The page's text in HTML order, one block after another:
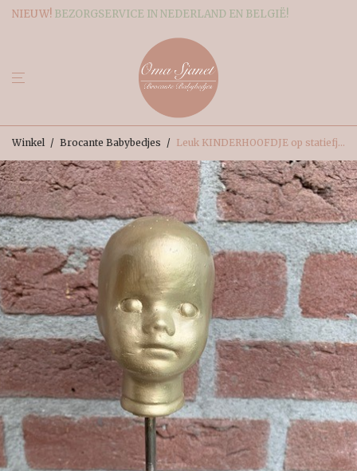
NIEUW! BEZORGSERVICE IN NEDERLAND EN BELGIË!
Winkel / Brocante Babybedjes / Leuk KINDERHOOFDJE op statiefje. €5,-